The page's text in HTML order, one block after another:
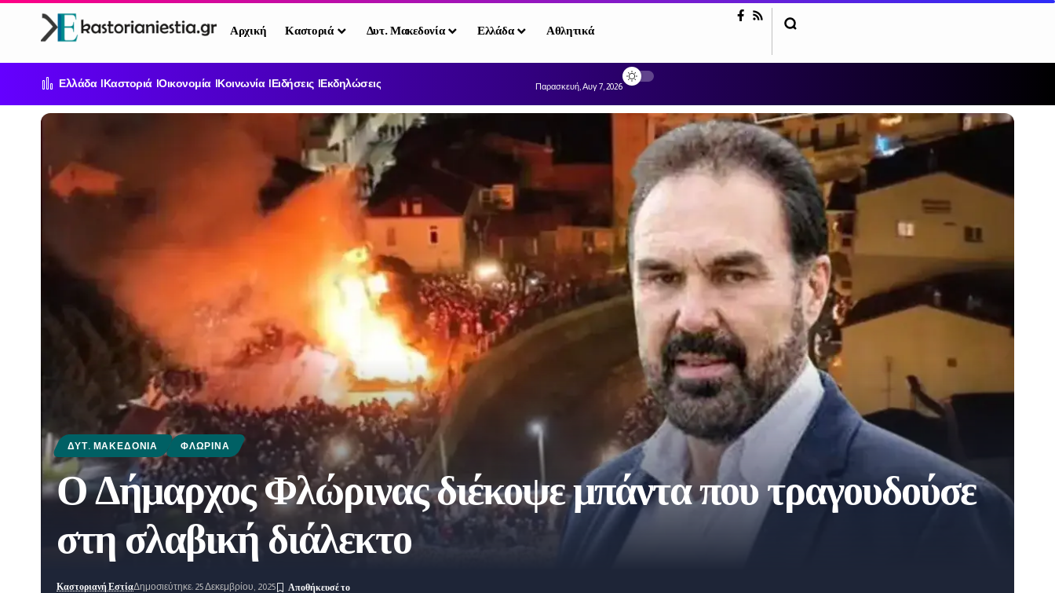
Αρχική Καστοριά Δυτ. Μακεδονία Ελλάδα Αθλητικά
Ελλάδα Καστοριά Οικονομία Κοινωνία Ειδήσεις Εκδηλώσεις Παρασκευή, Αυγ 7, 2026
ΔΥΤ. ΜΑΚΕΔΟΝΊΑ ΦΛΏΡΙΝΑ
Ο Δήμαρχος Φλώρινας διέκοψε μπάντα που τραγουδούσε
στη σλαβική διάλεκτο
Καστοριανή ΕστίαΔημοσιεύτηκε: 25 Δεκεμβρίου, 2025